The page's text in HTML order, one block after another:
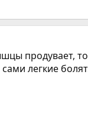
продувает,
легкие